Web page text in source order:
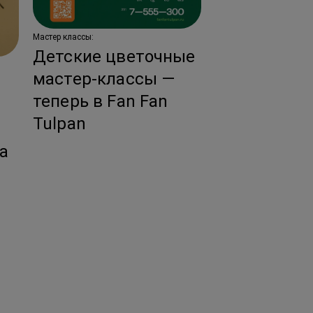
Мастер классы:
Детские цветочные
мастер-классы —
теперь в Fan Fan
Tulpan